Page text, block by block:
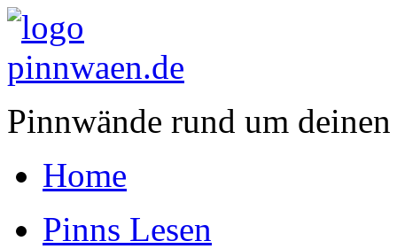
Pinnwände rund um
Home
Pinns Lesen